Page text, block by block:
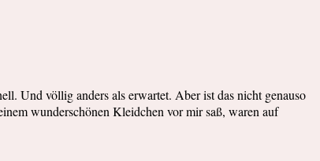
Und völlig anders als erwartet. Aber ist das nicht genauso
wunderschönen Kleidchen vor mir saß, waren auf